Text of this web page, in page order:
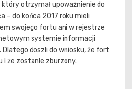
który otrzymał upoważnienie do
– do końca 2017 roku mieli
swojego fortu ani w rejestrze
systemie informacji
doszli do wniosku, że fort
że zostanie zburzony.